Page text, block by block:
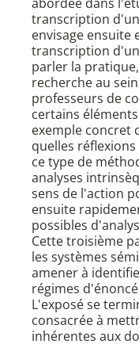
transcription
envisage ensuite
transcription
parler la
recherche au
professeurs de
certains
exemple concret
quelles
ce type de
analyses
sens de l'action
ensuite
possibles
Cette troisième
les systèmes
amener à
régimes
L'exposé se
consacrée à
inhérentes aux